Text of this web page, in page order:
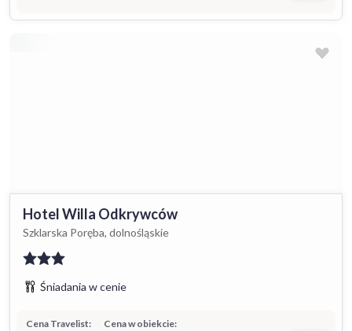
Hotel Willa Odkrywców
Szklarska Poręba, dolnośląskie
Śniadania w cenie
Cena w obiekcie:
Cena Travelist: